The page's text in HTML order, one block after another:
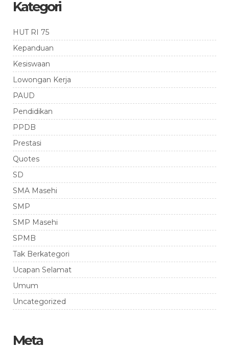
Kategori
HUT RI 75
Kepanduan
Kesiswaan
Lowongan Kerja
PAUD
Pendidikan
PPDB
Prestasi
Quotes
SD
SMA Masehi
SMP
SMP Masehi
SPMB
Tak Berkategori
Ucapan Selamat
Umum
Uncategorized
Meta